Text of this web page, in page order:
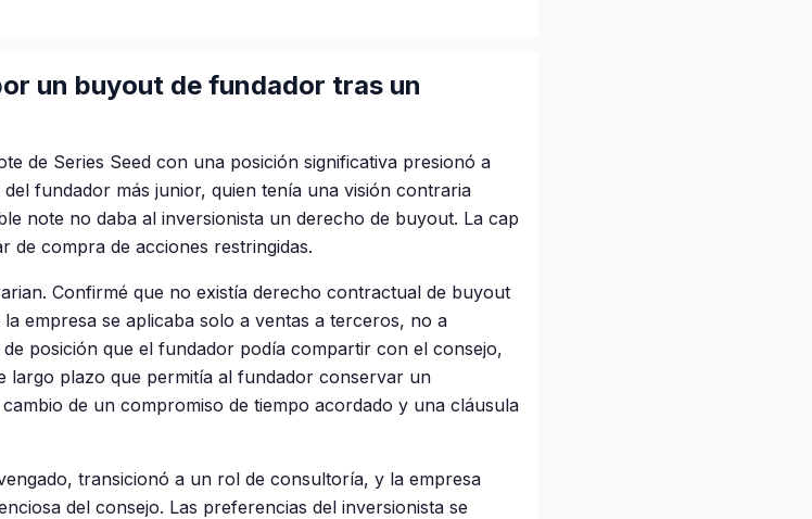
un buyout de fundador tras un
de Series Seed con una posición significativa presionó a
fundador más junior, quien tenía una visión contraria
note no daba al inversionista un derecho de buyout. La cap
de compra de acciones restringidas.
Confirmé que no existía derecho contractual de buyout
empresa se aplicaba solo a ventas a terceros, no a
posición que el fundador podía compartir con el consejo,
largo plazo que permitía al fundador conservar un
de un compromiso de tiempo acordado y una cláusula
transicionó a un rol de consultoría, y la empresa
del consejo. Las preferencias del inversionista se